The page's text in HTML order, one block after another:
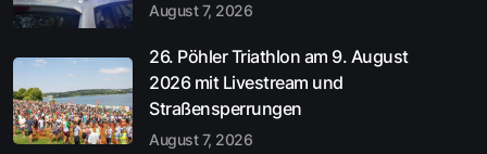
August 7, 2026
26. Pöhler Triathlon am 9. August
2026 mit Livestream und
Straßensperrungen
August 7, 2026